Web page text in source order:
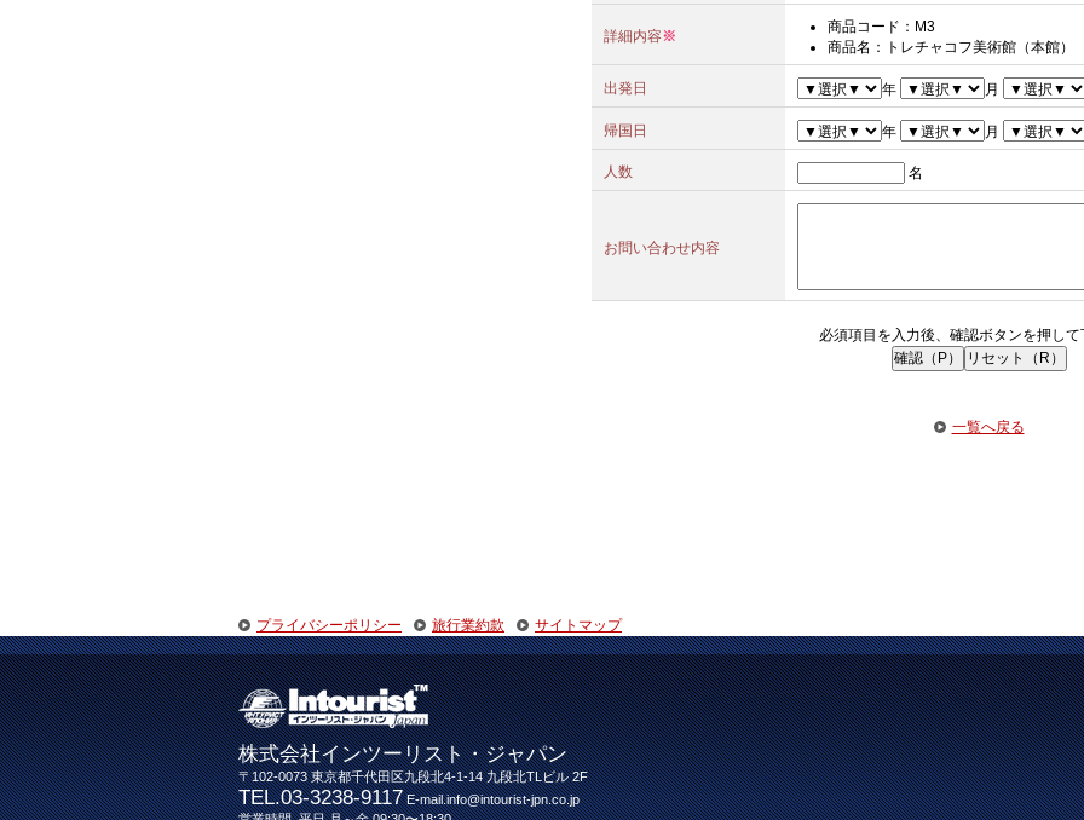
詳細内容※
商品コード：M3
商品名：トレチャコフ美術館（本館）
出発日 年 月
帰国日 年 月
人数 名
お問い合わせ内容
必須項目を入力後、確認ボタンを押して
一覧へ戻る
プライバシーポリシー 旅行業約款 サイトマップ
株式会社インツーリスト・ジャパン
〒102-0073 東京都千代田区九段北4-1-14 九段北TLビル 2F
TEL.03-3238-9117E-mail.info@intourist-jpn.co.jp